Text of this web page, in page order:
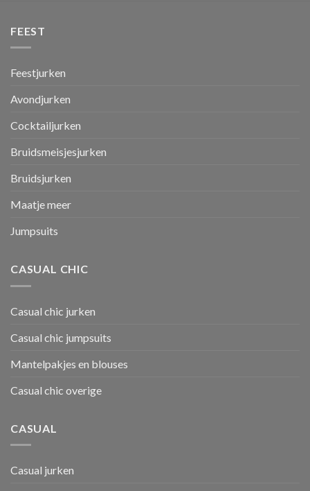
FEEST
Feestjurken
Avondjurken
Cocktailjurken
Bruidsmeisjesjurken
Bruidsjurken
Maatje meer
Jumpsuits
CASUAL CHIC
Casual chic jurken
Casual chic jumpsuits
Mantelpakjes en blouses
Casual chic overige
CASUAL
Casual jurken